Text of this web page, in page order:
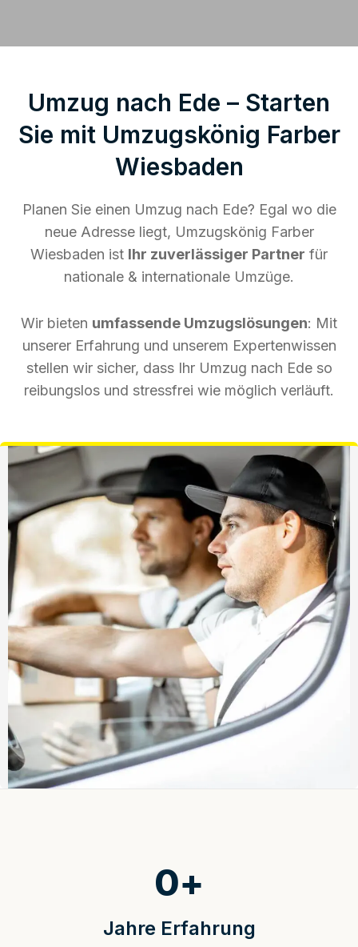
Umzug nach Ede – Starten
Sie mit Umzugskönig Farber
Wiesbaden
Planen Sie einen Umzug nach Ede? Egal wo die
neue Adresse liegt, Umzugskönig Farber
Wiesbaden ist Ihr zuverlässiger Partner für
nationale & internationale Umzüge.
Wir bieten umfassende Umzugslösungen: Mit
unserer Erfahrung und unserem Expertenwissen
stellen wir sicher, dass Ihr Umzug nach Ede so
reibungslos und stressfrei wie möglich verläuft.
Jahre Erfahrung
0+